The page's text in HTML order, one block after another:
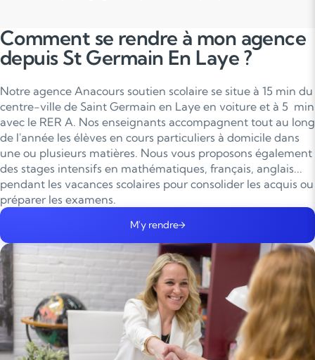
Comment se rendre à mon agence
depuis St Germain En Laye ?
Notre agence Anacours soutien scolaire se situe à 15 min du
centre-ville de Saint Germain en Laye en voiture et à 5 min
avec le RER A. Nos enseignants accompagnent tout au long
de l'année les élèves en cours particuliers à domicile dans
une ou plusieurs matières. Nous vous proposons également
des stages intensifs en mathématiques, français, anglais...
pendant les vacances scolaires pour consolider les acquis ou
préparer les examens.
M'y rendre